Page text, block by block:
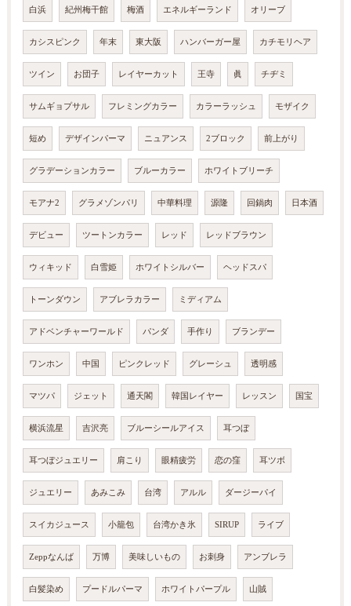
白浜 紀州梅干館 梅酒 エネルギーランド オリーブ
カシスピンク 年末 東大阪 ハンバーガー屋 カチモリヘア
ツイン お団子 レイヤーカット 王寺 眞 チヂミ
サムギョプサル フレミングカラー カラーラッシュ モザイク
短め デザインパーマ ニュアンス 2ブロック 前上がり
グラデーションカラー ブルーカラー ホワイトブリーチ
モアナ2 グラメゾンパリ 中華料理 源隆 回鍋肉 日本酒
デビュー ツートンカラー レッド レッドブラウン
ウィキッド 白雪姫 ホワイトシルバー ヘッドスパ
トーンダウン アブレラカラー ミディアム
アドベンチャーワールド パンダ 手作り ブランデー
ワンホン 中国 ピンクレッド グレーシュ 透明感
マツパ ジェット 通天閣 韓国レイヤー レッスン 国宝
横浜流星 吉沢亮 ブルーシールアイス 耳つぼ
耳つぼジュエリー 肩こり 眼精疲労 恋の窪 耳ツボ
ジュエリー あみこみ 台湾 アルル ダージーパイ
スイカジュース 小籠包 台湾かき氷 SIRUP ライブ
Zeppなんば 万博 美味しいもの お刺身 アンブレラ
白髪染め プードルパーマ ホワイトパープル 山賊